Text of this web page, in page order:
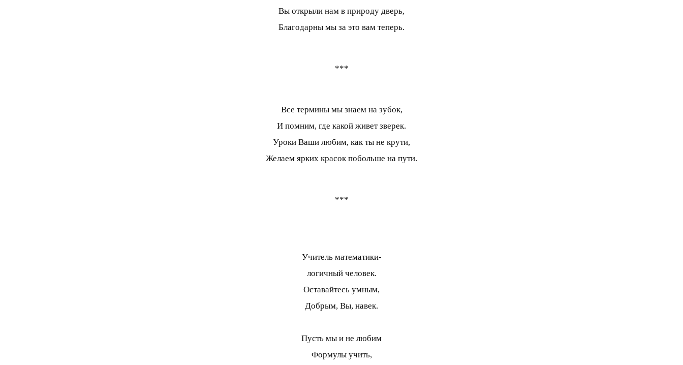
Вы открыли нам в природу дверь,
Благодарны мы за это вам теперь.
***
Все термины мы знаем на зубок,
И помним, где какой живет зверек.
Уроки Ваши любим, как ты не крути,
Желаем ярких красок побольше на пути.
***
Учитель математики-
логичный человек.
Оставайтесь умным,
Добрым, Вы, навек.
Пусть мы и не любим
Формулы учить,